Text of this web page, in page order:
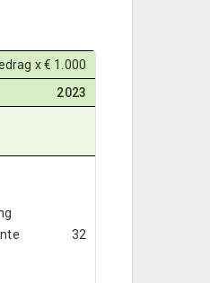
x € 1.000
2023
32